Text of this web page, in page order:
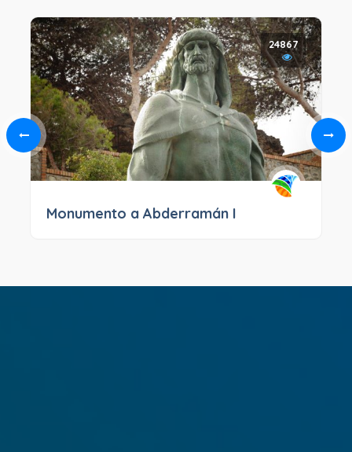
24867
Monumento a Abderramán I